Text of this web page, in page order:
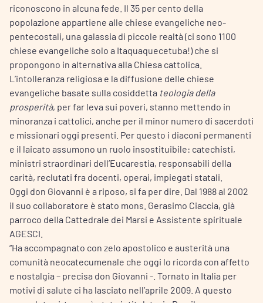
riconoscono in alcuna fede. Il 35 per cento della
popolazione appartiene alle chiese evangeliche neo-
pentecostali, una galassia di piccole realtà (ci sono 1100
chiese evangeliche solo a Itaquaquecetuba!) che si
propongono in alternativa alla Chiesa cattolica.
L’intolleranza religiosa e la diffusione delle chiese
evangeliche basate sulla cosiddetta teologia della
prosperità, per far leva sui poveri, stanno mettendo in
minoranza i cattolici, anche per il minor numero di sacerdoti
e missionari oggi presenti. Per questo i diaconi permanenti
e il laicato assumono un ruolo insostituibile: catechisti,
ministri straordinari dell’Eucarestia, responsabili della
carità, reclutati fra docenti, operai, impiegati statali.
Oggi don Giovanni è a riposo, si fa per dire. Dal 1988 al 2002
il suo collaboratore è stato mons. Gerasimo Ciaccia, già
parroco della Cattedrale dei Marsi e Assistente spirituale
AGESCI.
“Ha accompagnato con zelo apostolico e austerità una
comunità neocatecumenale che oggi lo ricorda con affetto
e nostalgia – precisa don Giovanni -. Tornato in Italia per
motivi di salute ci ha lasciato nell’aprile 2009. A questo